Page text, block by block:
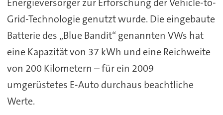
Grid-Technologie genutzt wurde. Die eingebaute
Batterie des „Blue Bandit“ genannten VWs hat
eine Kapazität von 37 kWh und eine Reichweite
von 200 Kilometern – für ein 2009
umgerüstetes E-Auto durchaus beachtliche
Werte.